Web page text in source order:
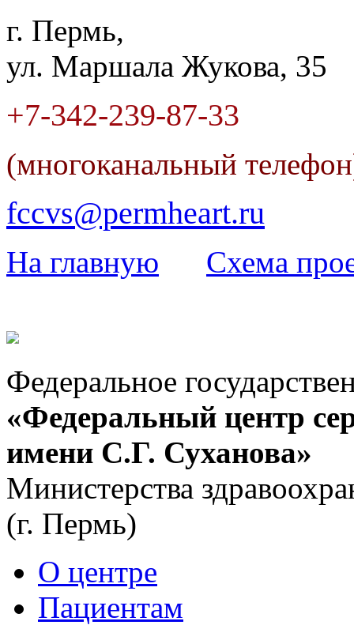
г. Пермь,
ул. Маршала Жукова, 35
+7-342-239-87-33
(многоканальный
fccvs@permheart.ru
На главную Cхема
Федеральное
«Федеральный центр
имени С.Г. Суханова»
Министерства
(г. Пермь)
О центре
Пациентам